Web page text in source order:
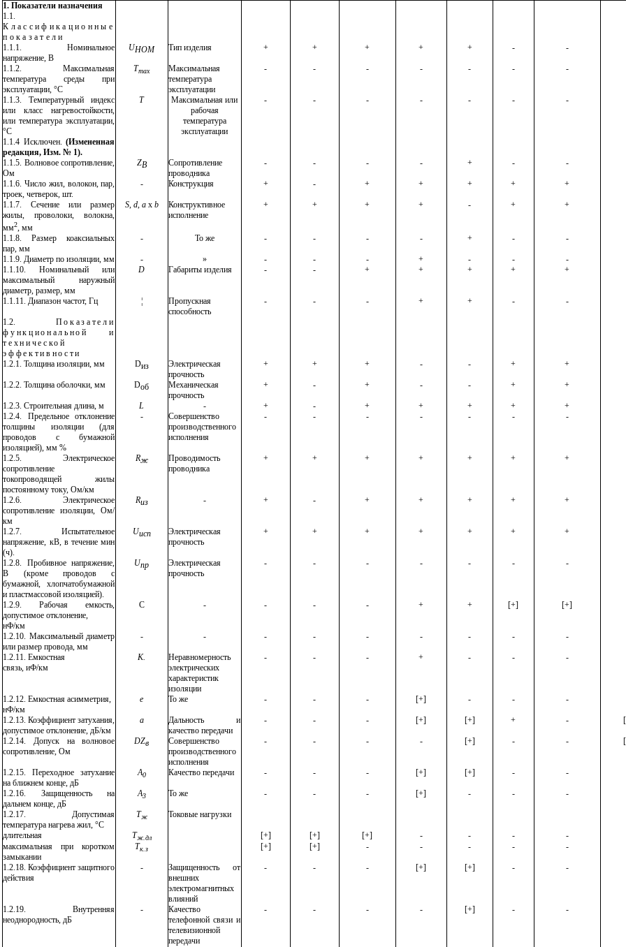
1. Показатели назначения
1.1.
Классификационные
показатели
1.1.1.Номинальное
напряжение, В
UНОМ Тип изделия + + + + + - -
1.1.2.Максимальная
температура среды при
эксплуатации, °С
Тmax
Максимальная
температура
эксплуатации
- - - - - - -
1.1.3.Температурный индекс
или класс нагревостойкости,
или температура эксплуатации,
°С
Т
Максимальная или
рабочая
температура
эксплуатации
- - - - - - -
1.1.4 Исключен.(Измененная
редакция, Изм. № 1).
1.1.5. Волновое сопротивление,
Ом
ZВ
Сопротивление
проводника
- - - - + - -
1.1.6. Число жил, волокон, пар,
троек, четверок, шт.
- Конструкция + - + + + + +
1.1.7.Сечение или размер
жилы, проволоки, волокна,
мм2, мм
S, d, ax b
Конструктивное
исполнение
+ + + + - + +
1.1.8.Размер коаксиальных
пар, мм
- То же - - - - + - -
1.1.9.Диаметр по изоляции, мм - » - - - + - - -
1.1.10.Номинальный или
максимальный наружный
диаметр, размер, мм
D Габариты изделия - - + + + + +
1.1.11.Диапазон частот, Гц ¦
Пропускная
способность
- - - + + - -
1.2. Показатели
функциональной и
технической
эффективности
1.2.1.Толщина изоляции, мм Dиз
Электрическая
прочность
+ + + - - + +
1.2.2.Толщина оболочки, мм Dоб
Механическая
прочность
+ - + - - + +
1.2.3.Строительная длина, м L - + - + + + + +
1.2.4. Предельное отклонение
толщины изоляции (для
проводов с бумажной
изоляцией), мм %
-
Совершенство
производственного
исполнения
- - - - - - -
1.2.5.Электрическое
сопротивление
токопроводящей жилы
постоянному току, Ом/км
Rж
Проводимость
проводника
+ + + + + + +
1.2.6.Электрическое
сопротивление изоляции, Ом/
км
Rиз - + - + + + + +
1.2.7.Испытательное
напряжение, кВ, в течение мин
(ч).
Uисп
Электрическая
прочность
+ + + + + + +
1.2.8. Пробивное напряжение,
В (кроме проводов с
бумажной, хлопчатобумажной
и пластмассовой изоляцией).
Uпр
Электрическая
прочность
- - - - - - -
1.2.9.Рабочая емкость,
допустимое отклонение,
нФ/км
С - - - - + + [+] [+]
1.2.10. Максимальный диаметр
или размер провода, мм
- - - - - - - - -
1.2.11.Емкостная
связь, иФ/км
К.
Неравномерность
электрических
характеристик
изоляции
- - - + - - -
1.2.12.Емкостная асимметрия,
нФ/км
е То же - - - [+] - - -
1.2.13.Коэффициент затухания,
допустимое отклонение, дБ/км
a
Дальность и
качество передачи
- - - [+] [+] + -
1.2.14. Допуск на волновое
сопротивление, Ом
DZв
Совершенство
производственного
исполнения
- - - - [+] - -
1.2.15.Переходное затухание
на ближнем конце, дБ
А0 Качество передачи - - - [+] [+] - -
1.2.16. Защищенность на
дальнем конце, дБ
А3 То же - - - [+] - - -
1.2.17.Допустимая
температура нагрева жил, °С
Тж Токовые нагрузки
длительная Тж.дл [+] [+] [+] - - - -
максимальная при коротком
замыкании
Тк.з [+] [+] - - - - -
1.2.18.Коэффициент защитного
действия
-
Защищенность от
внешних
электромагнитных
влияний
- - - [+] [+] - -
1.2.19.Внутренняя
неоднородность, дБ
-
Качество
телефонной связи и
телевизионной
передачи
- - - - [+] - -